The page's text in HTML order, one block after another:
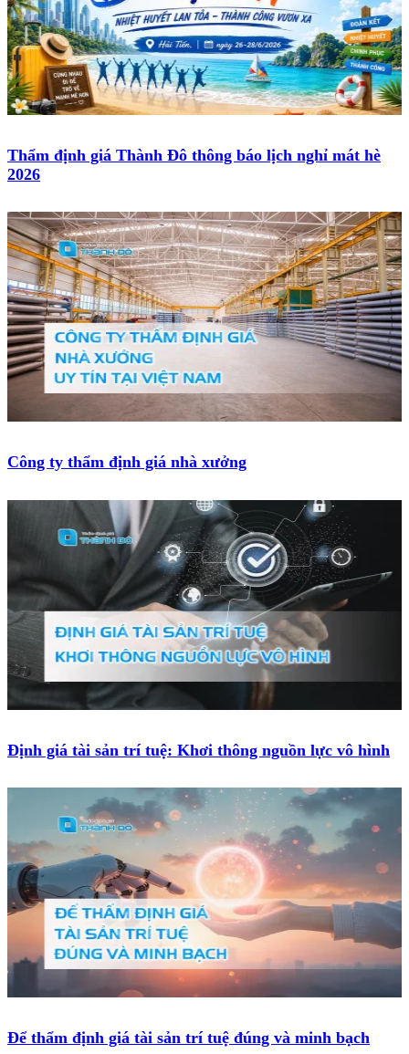
Thẩm định giá Thành Đô thông báo lịch nghỉ mát hè
2026
Công ty thẩm định giá nhà xưởng
Định giá tài sản trí tuệ: Khơi thông nguồn lực vô hình
Để thẩm định giá tài sản trí tuệ đúng và minh bạch